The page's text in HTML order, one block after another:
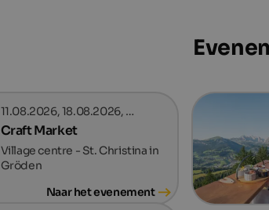
11.08.2026, 18.08.2026, …
Craft Market
Village centre - St. Christina in
Gröden
Naar het evenement